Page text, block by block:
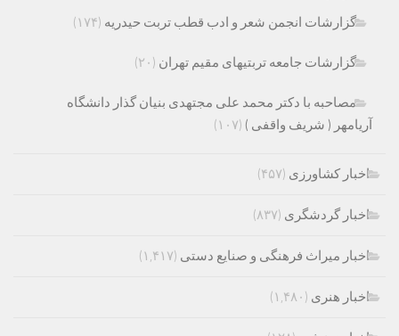
گزارشات انجمن شعر و ادب قطب تربت حیدریه (۱۷۴)
گزارشات جامعه تربتیهای مقیم تهران (۲۰)
مصاحبه با دکتر محمد علی مجتهدی بنیان گذار دانشگاه
آریامهر ( شریف واقفی ) (۱۰۷)
اخبار کشاورزی (۴۵۷)
اخبار گردشگری (۸۳۷)
اخبار میراث فرهنگی و صنایع دستی (۱,۴۱۷)
اخبار هنری (۱,۴۸۰)